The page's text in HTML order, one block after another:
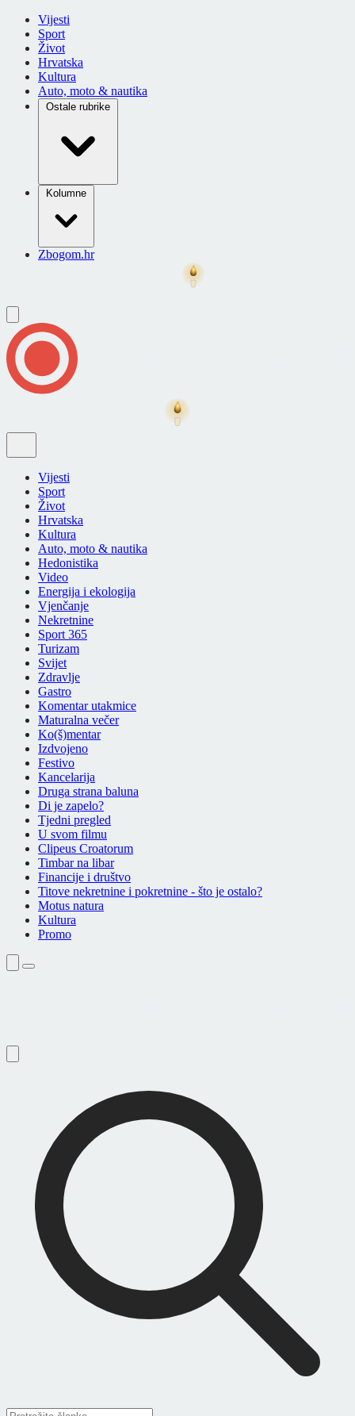
Vijesti
Sport
Život
Hrvatska
Kultura
Auto, moto & nautika
Ostale rubrike
Kolumne
Zbogom.hr
Vijesti
Sport
Život
Hrvatska
Kultura
Auto, moto & nautika
Hedonistika
Video
Energija i ekologija
Vjenčanje
Nekretnine
Sport 365
Turizam
Svijet
Zdravlje
Gastro
Komentar utakmice
Maturalna večer
Ko(š)mentar
Izdvojeno
Festivo
Kancelarija
Druga strana baluna
Di je zapelo?
Tjedni pregled
U svom filmu
Clipeus Croatorum
Timbar na libar
Financije i društvo
Titove nekretnine i pokretnine - što je ostalo?
Motus natura
Kultura
Promo